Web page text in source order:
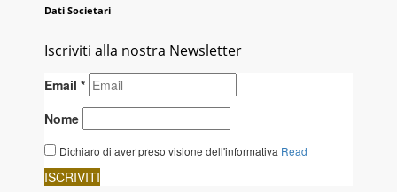
Dati Societari
Iscriviti alla nostra Newsletter